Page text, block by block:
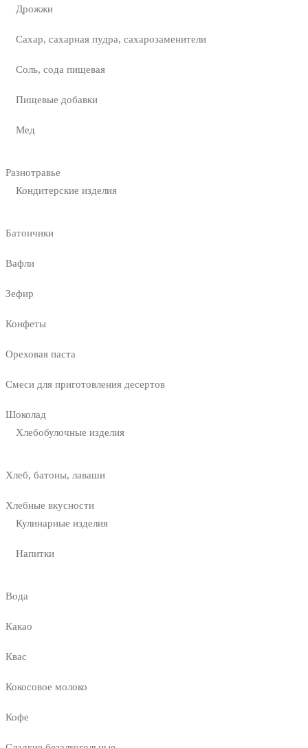
Дрожжи
Сахар, сахарная пудра, сахарозаменители
Соль, сода пищевая
Пищевые добавки
Мед
Разнотравье
Кондитерские изделия
Батончики
Вафли
Зефир
Конфеты
Ореховая паста
Смеси для приготовления десертов
Шоколад
Хлебобулочные изделия
Хлеб, батоны, лаваши
Хлебные вкусности
Кулинарные изделия
Напитки
Вода
Какао
Квас
Кокосовое молоко
Кофе